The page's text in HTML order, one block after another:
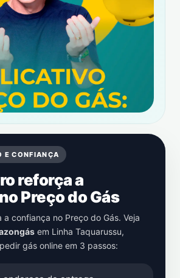
E CONFIANÇA
reforça a
Preço do Gás
a confiança no Preço do Gás. Veja
em Linha Taquarussu,
gás online em 3 passos: